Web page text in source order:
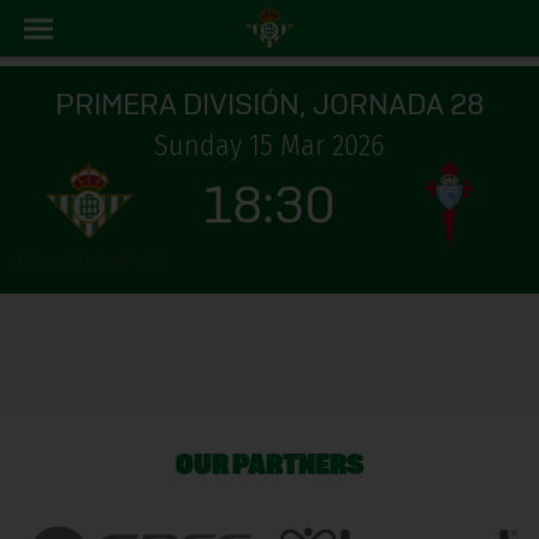
PRIMERA DIVISIÓN, JORNADA 28
Sunday 15 Mar 2026
18:30
OUR PARTNERS